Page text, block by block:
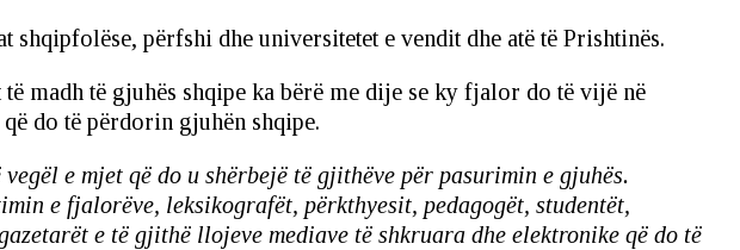
përfshi dhe universitetet e vendit dhe atë të Prishtinës.
madh të gjuhës shqipe ka bërë me dije se ky fjalor do të vijë në
do të përdorin gjuhën shqipe.
e mjet që do u shërbejë të gjithëve për pasurimin e gjuhës.
e fjalorëve, leksikografët, përkthyesit, pedagogët, studentët,
e të gjithë llojeve mediave të shkruara dhe elektronike që do të